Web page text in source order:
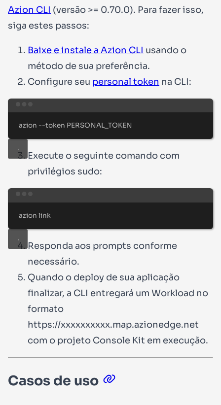
Azion CLI (versão >= 0.70.0). Para fazer isso,
siga estes passos:
Baixe e instale a Azion CLI usando o
método de sua preferência.
Configure seu personal token na CLI:
azion --token PERSONAL_TOKEN
Execute o seguinte comando com
privilégios sudo:
azion link
Responda aos prompts conforme
necessário.
Quando o deploy de sua aplicação
finalizar, a CLI entregará um Workload no
formato
https://xxxxxxxxxx.map.azionedge.net
com o projeto Console Kit em execução.
Casos de uso